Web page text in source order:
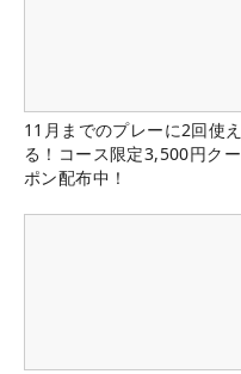
11月までのプレーに2回使え
る！コース限定3,500円クー
ポン配布中！